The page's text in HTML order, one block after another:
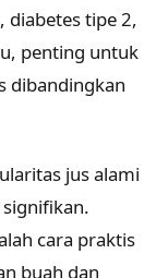
diabetes tipe 2,
penting untuk
dibandingkan
jus alami
cara praktis
buah dan